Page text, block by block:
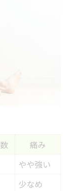
選択
効果を徹
ト
紹介
法の違い
痛み
やや強い
少なめ